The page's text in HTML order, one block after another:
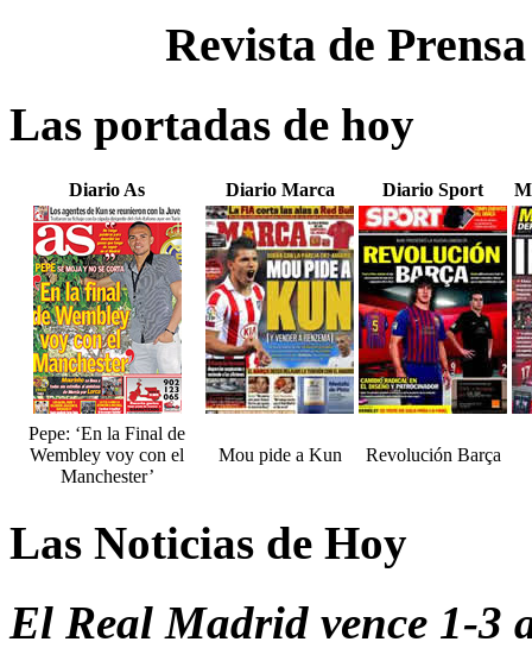
Revista de
Las portadas de hoy
Diario As Diario Marca Diario Sport
Pepe: ‘En la Final de
Wembley voy con el
Manchester’
Mou pide a Kun Revolución Barça
Las Noticias de Hoy
El Real Madrid vence 1-3